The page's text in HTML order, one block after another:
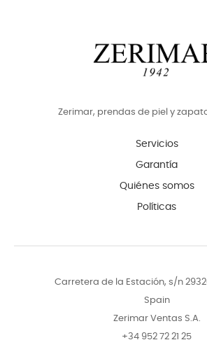
Zerimar, prendas de piel y
Servicios
Garantía
Quiénes somos
Políticas
Carretera de la Estación, s/n
Spain
Zerimar Ventas S.A.
+34 952 72 21 25